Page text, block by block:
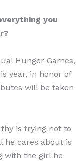
you
Hunger Games,
year, in honor of
will be taken
is trying not to
he cares about is
with the girl he